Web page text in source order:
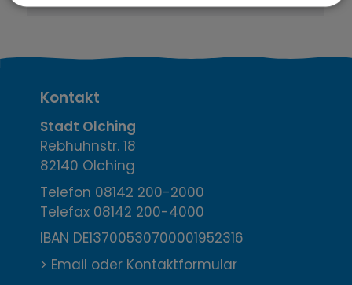
K
o
n
t
a
k
Kontakt
Stadt Olching
Rebhuhnstr. 18
82140 Olching
Telefon 08142 200-2000
Telefax 08142 200-4000
IBAN DE13700530700001952316
> Email oder Kontaktformular